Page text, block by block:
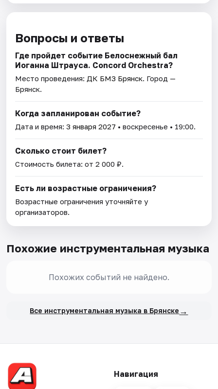
Вопросы и ответы
Где пройдет событие Белоснежный бал
Иоганна Штрауса. Concord Orchestra?
Место проведения: ДК БМЗ Брянск. Город —
Брянск.
Когда запланирован событие?
Дата и время:3 января 2027 • воскресенье • 19:00.
Сколько стоит билет?
Стоимость билета: от 2 000 ₽.
Есть ли возрастные ограничения?
Возрастные ограничения уточняйте у
организаторов.
Похожие инструментальная музыка
Похожих событий не найдено.
Все инструментальная музыка в Брянске →
Навигация